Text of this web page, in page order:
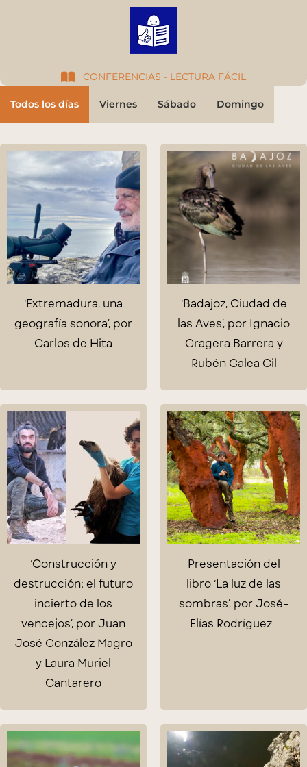
CONFERENCIAS - LECTURA FÁCIL
Todos los días Viernes Sábado Domingo
‘Extremadura, una
geografía sonora’, por
Carlos de Hita
‘Badajoz, Ciudad de
las Aves’, por Ignacio
Gragera Barrera y
Rubén Galea Gil
‘Construcción y
destrucción: el futuro
incierto de los
vencejos’, por Juan
José González Magro
y Laura Muriel
Cantarero
Presentación del
libro ‘La luz de las
sombras’, por José-
Elías Rodríguez